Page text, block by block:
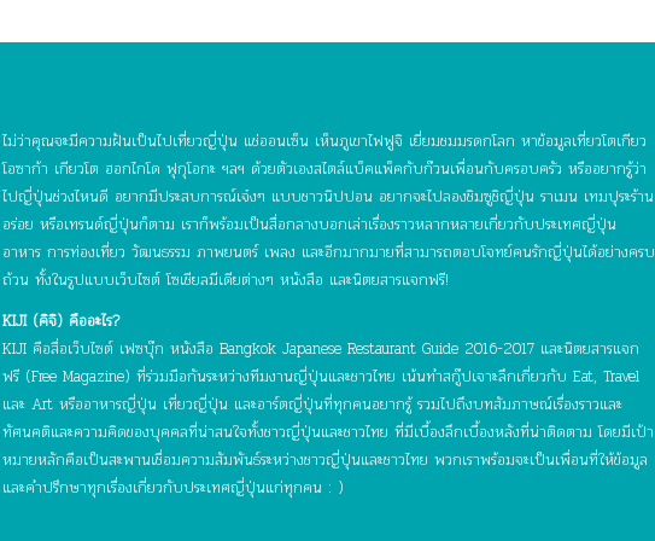
ไม่ว่าคุณจะมีความฝันเป็นไปเที่ยวญี่ปุ่น แช่ออนเซ็น เห็นภูเขาไฟฟูจิ เยี่ยมชมมรดกโลก หาข้อมูลเที่ยวโตเกียว
โอซาก้า เกียวโต ฮอกไกโด ฟุกุโอกะ ฯลฯ ด้วยตัวเองสไตล์แบ็คแพ็คกับก๊วนเพื่อนกับครอบครัว หรืออยากรู้ว่า
ไปญี่ปุ่นช่วงไหนดี อยากมีประสบการณ์เจ๋งๆ แบบชาวนิปปอน อยากจะไปลองชิมซูชิญี่ปุ่น ราเมน เทมปุระร้าน
อร่อย หรือเทรนด์ญี่ปุ่นก็ตาม เราก็พร้อมเป็นสื่อกลางบอกเล่าเรื่องราวหลากหลายเกี่ยวกับประเทศญี่ปุ่น
อาหาร การท่องเที่ยว วัฒนธรรม ภาพยนตร์ เพลง และอีกมากมายที่สามารถตอบโจทย์คนรักญี่ปุ่นได้อย่างครบ
ถ้วน ทั้งในรูปแบบเว็บไซต์ โซเชียลมีเดียต่างๆ หนังสือ และนิตยสารแจกฟรี!
KIJI (คิจิ) คืออะไร?
KIJI คือสื่อเว็บไซต์ เฟซบุ๊ก หนังสือ Bangkok Japanese Restaurant Guide 2016-2017 และนิตยสารแจก
ฟรี (Free Magazine) ที่ร่วมมือกันระหว่างทีมงานญี่ปุ่นและชาวไทย เน้นทำสกู๊ปเจาะลึกเกี่ยวกับ Eat, Travel
และ Art หรืออาหารญี่ปุ่น เที่ยวญี่ปุ่น และอาร์ตญี่ปุ่นที่ทุกคนอยากรู้ รวมไปถึงบทสัมภาษณ์เรื่องราวและ
ทัศนคติและความคิดของบุคคลที่น่าสนใจทั้งชาวญี่ปุ่นและชาวไทย ที่มีเบื้องลึกเบื้องหลังที่น่าติดตาม โดยมีเป้า
หมายหลักคือเป็นสะพานเชื่อมความสัมพันธ์ระหว่างชาวญี่ปุ่นและชาวไทย พวกเราพร้อมจะเป็นเพื่อนที่ให้ข้อมูล
และคำปรึกษาทุกเรื่องเกี่ยวกับประเทศญี่ปุ่นแก่ทุกคน : )